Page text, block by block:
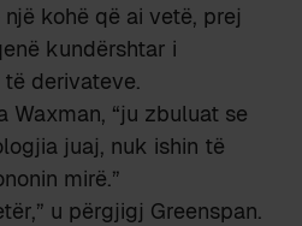
kohë që ai vetë, prej
kundërshtar i
derivateve.
Waxman, “ju zbuluat se
juaj, nuk ishin të
mirë.”
u përgjigj Greenspan.